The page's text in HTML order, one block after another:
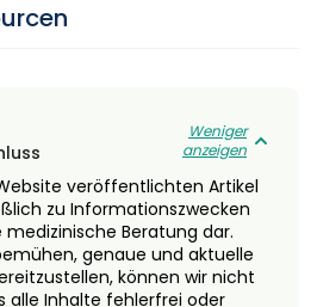
Weniger
anzeigen
veröffentlichten Artikel
zu Informationszwecken
Beratung dar.
genaue und aktuelle
können wir nicht
alle Inhalte fehlerfrei oder